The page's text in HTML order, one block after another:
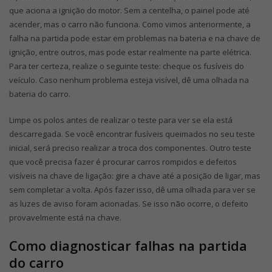
que aciona a ignição do motor. Sem a centelha, o painel pode até
acender, mas o carro não funciona. Como vimos anteriormente, a
falha na partida pode estar em problemas na bateria e na chave de
ignição, entre outros, mas pode estar realmente na parte elétrica.
Para ter certeza, realize o seguinte teste: cheque os fusíveis do
veículo. Caso nenhum problema esteja visível, dê uma olhada na
bateria do carro.
Limpe os polos antes de realizar o teste para ver se ela está
descarregada. Se você encontrar fusíveis queimados no seu teste
inicial, será preciso realizar a troca dos componentes. Outro teste
que você precisa fazer é procurar carros rompidos e defeitos
visíveis na chave de ligação: gire a chave até a posição de ligar, mas
sem completar a volta. Após fazer isso, dê uma olhada para ver se
as luzes de aviso foram acionadas. Se isso não ocorre, o defeito
provavelmente está na chave.
Como diagnosticar falhas na partida
do carro